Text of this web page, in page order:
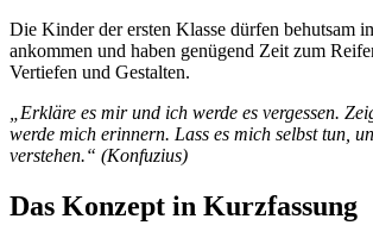
Die Kinder der ersten Klasse dürfen behutsam
ankommen und haben genügend Zeit zum
Vertiefen und Gestalten.
„Erkläre es mir und ich werde es vergessen.
werde mich erinnern. Lass es mich selbst tun,
verstehen.“ (Konfuzius)
Das Konzept in Kurzfassung